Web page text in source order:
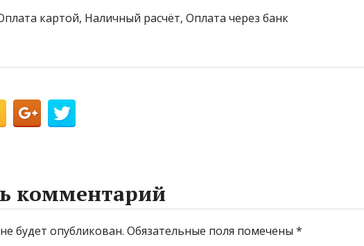
картой, Наличный расчёт, Оплата через банк
комментарий
будет опубликован. Обязательные поля помечены *